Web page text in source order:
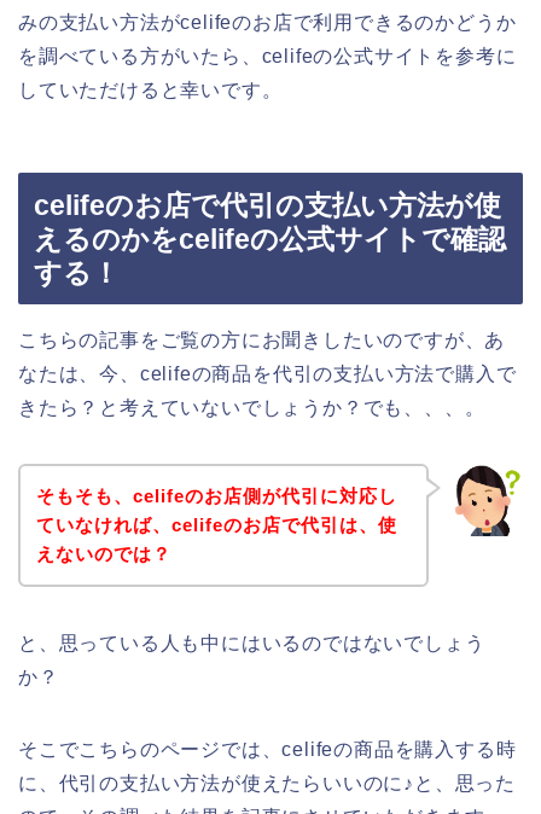
みの支払い方法がcelifeのお店で利用できるのかどうか
を調べている方がいたら、celifeの公式サイトを参考に
していただけると幸いです。
celifeのお店で代引の支払い方法が使
えるのかをcelifeの公式サイトで確認
する！
こちらの記事をご覧の方にお聞きしたいのですが、あ
なたは、今、celifeの商品を代引の支払い方法で購入で
きたら？と考えていないでしょうか？でも、、、。
そもそも、celifeのお店側が代引に対応し
ていなければ、celifeのお店で代引は、使
えないのでは？
と、思っている人も中にはいるのではないでしょう
か？
そこでこちらのページでは、celifeの商品を購入する時
に、代引の支払い方法が使えたらいいのに♪と、思った